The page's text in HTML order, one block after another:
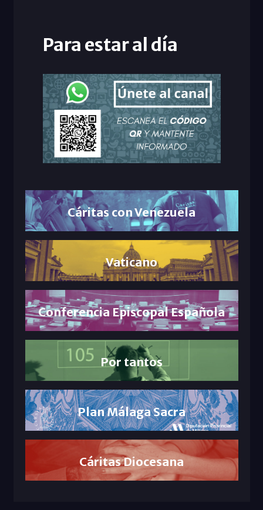
Para estar al día
Cáritas con Venezuela
Vaticano
Conferencia Episcopal Española
Por tantos
Plan Málaga Sacra
Cáritas Diocesana